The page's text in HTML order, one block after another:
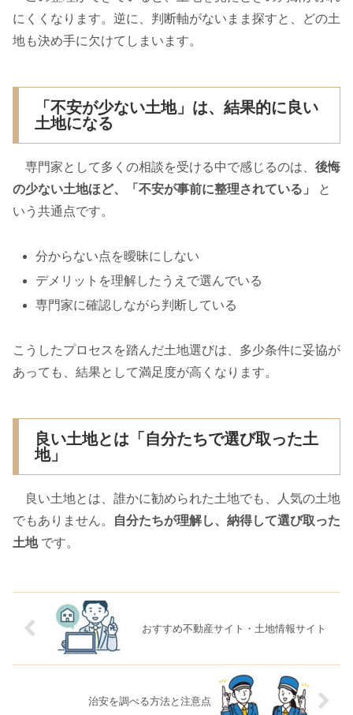
にくくなります。逆に、判断軸がないまま探すと、どの土
地も決め手に欠けてしまいます。
「不安が少ない土地」は、結果的に良い
土地になる
専門家として多くの相談を受ける中で感じるのは、 後悔
の少ない土地ほど、「不安が事前に整理されている」
と
いう共通点です。
分からない点を曖昧にしない
デメリットを理解したうえで選んでいる
専門家に確認しながら判断している
こうしたプロセスを踏んだ土地選びは、多少条件に妥協が
あっても、結果として満足度が高くなります。
良い土地とは「自分たちで選び取った土
地」
良い土地とは、誰かに勧められた土地でも、人気の土地
でもありません。
自分たちが理解し、納得して選び取った
土地です。
おすすめ不動産サイト・土地情報サイト
治安を調べる方法と注意点